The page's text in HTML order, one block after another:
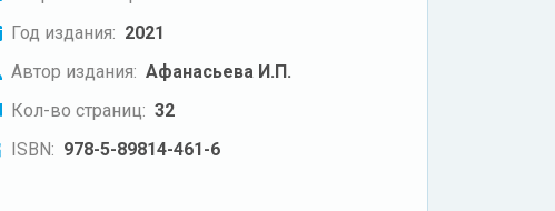
Год издания: 2021
Автор издания: Афанасьева И.П.
Кол-во страниц: 32
ISBN: 978-5-89814-461-6